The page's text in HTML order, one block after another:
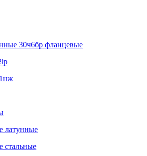
30ч6бр фланцевые
латунные
стальные